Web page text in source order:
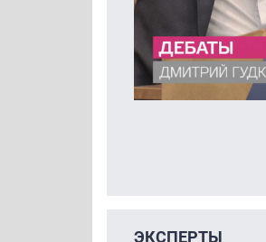
ЭКСПЕРТЫ